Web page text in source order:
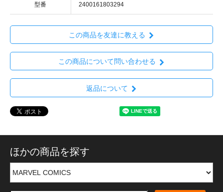
型番 2400161803294
この商品を友達に教える
この商品について問い合わせる
返品について
ほかの商品を探す